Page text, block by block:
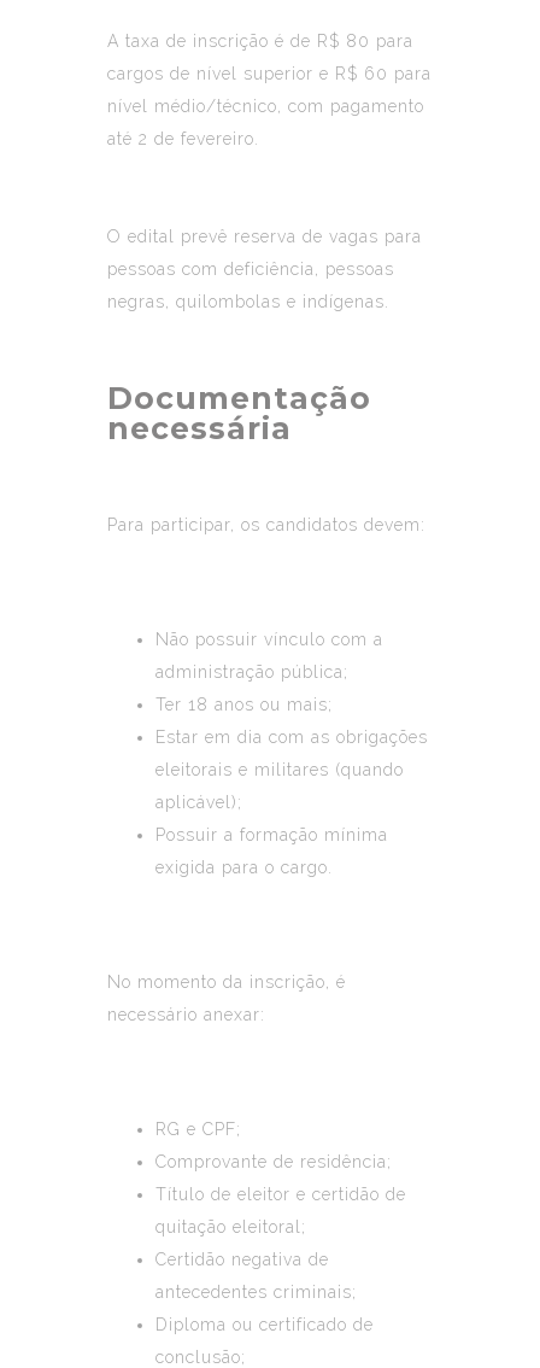
A taxa de inscrição é de R$ 80 para
cargos de nível superior e R$ 60 para
nível médio/técnico, com pagamento
até 2 de fevereiro.
O edital prevê reserva de vagas para
pessoas com deficiência, pessoas
negras, quilombolas e indígenas.
Documentação
necessária
Para participar, os candidatos devem:
Não possuir vínculo com a
administração pública;
Ter 18 anos ou mais;
Estar em dia com as obrigações
eleitorais e militares (quando
aplicável);
Possuir a formação mínima
exigida para o cargo.
No momento da inscrição, é
necessário anexar:
RG e CPF;
Comprovante de residência;
Título de eleitor e certidão de
quitação eleitoral;
Certidão negativa de
antecedentes criminais;
Diploma ou certificado de
conclusão;